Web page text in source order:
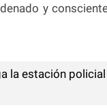
y
la estación